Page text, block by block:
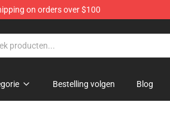
on orders over $100
Bestelling volgen Blog